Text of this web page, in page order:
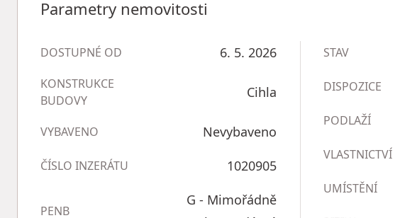
Parametry nemovitosti
DOSTUPNÉ OD 6. 5. 2026
KONSTRUKCE
BUDOVY
Cihla
VYBAVENO Nevybaveno
ČÍSLO INZERÁTU 1020905
PENB
G - Mimořádně
STAV
DISPOZICE
PODLAŽÍ
VLASTNICTVÍ
UMÍSTĚNÍ